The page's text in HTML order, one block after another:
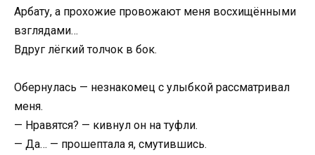
Арбату, а прохожие провожают меня восхищёнными
взглядами…
Вдруг лёгкий толчок в бок.
Обернулась — незнакомец с улыбкой рассматривал
меня.
— Нравятся? — кивнул он на туфли.
— Да… — прошептала я, смутившись.